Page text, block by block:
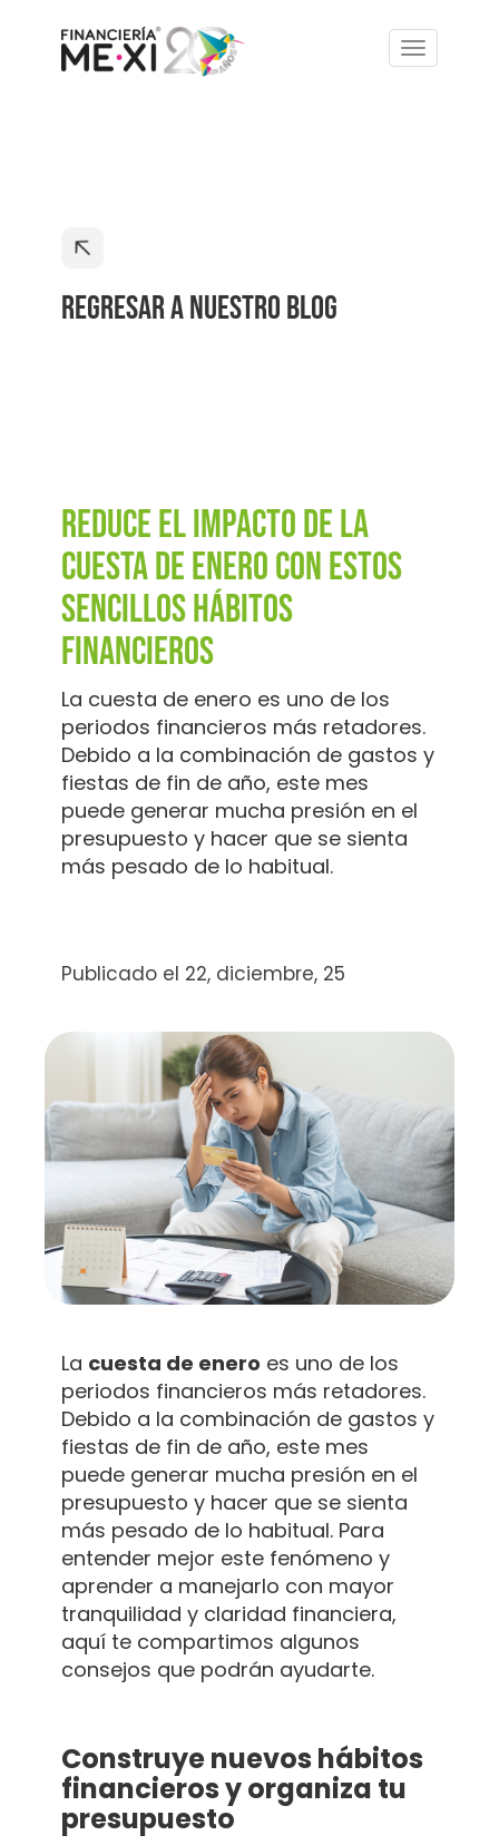
Toggle
REGRESAR A NUESTRO BLOG
Reduce el impacto de la
cuesta de enero con estos
sencillos hábitos
financieros
La cuesta de enero es uno de los
periodos financieros más retadores.
Debido a la combinación de gastos y
fiestas de fin de año, este mes
puede generar mucha presión en el
presupuesto y hacer que se sienta
más pesado de lo habitual.
Publicado el 22, diciembre, 25
La cuesta de enero es uno de los
periodos financieros más retadores.
Debido a la combinación de gastos y
fiestas de fin de año, este mes
puede generar mucha presión en el
presupuesto y hacer que se sienta
más pesado de lo habitual. Para
entender mejor este fenómeno y
aprender a manejarlo con mayor
tranquilidad y claridad financiera,
aquí te compartimos algunos
consejos que podrán ayudarte.
Construye nuevos hábitos
financieros y organiza tu
presupuesto